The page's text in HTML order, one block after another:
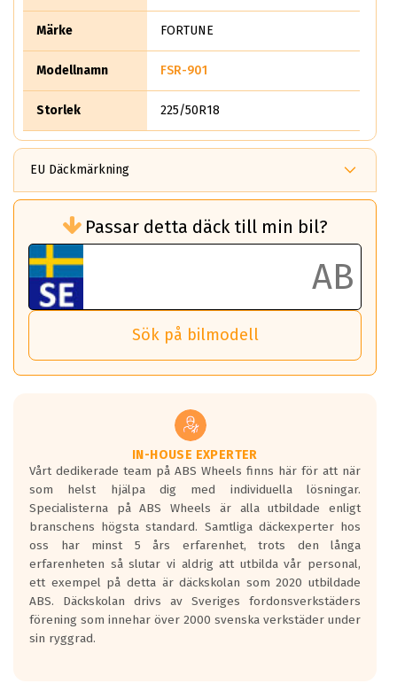
Märke FORTUNE
Modellnamn FSR-901
Storlek 225/50R18
EU Däckmärkning
bränsleförbrukningen)
Det ska vara en betygsskala från klass A
till G för rullmotstånd.
Ett klass A däck kommer ha 6,5% bättre
bränsleförbrukning än ett klass G däck.
Det betyder att om man kör 10,000 km,
så sparar man 50 liter bränsle med ett
underlaget, vilken rutt du kör, samt
vilken körstil du använder.
Våtgrepp egenskaper:
Betygsskalan är satt A till F. Där A påvisar
den kortaste bromssträckan och F är den
längsta.
Inga D eller G betyg delas ut för
personbilar och lätta lastbilar.
Betyget sätts efter ett test där däcken
skall bromsa in på en väg där det ligger
0.5-1.5 mm vatten.
I 80km/h kommer skillnaden på
Passar detta däck till min bil?
Sök på bilmodell
IN-HOUSE EXPERTER
Vårt dedikerade team på ABS Wheels finns här för att när
som helst hjälpa dig med individuella lösningar.
Specialisterna på ABS Wheels är alla utbildade enligt
branschens högsta standard. Samtliga däckexperter hos
oss har minst 5 års erfarenhet, trots den långa
erfarenheten så slutar vi aldrig att utbilda vår personal,
ett exempel på detta är däckskolan som 2020 utbildade
ABS. Däckskolan drivs av Sveriges fordonsverkstäders
förening som innehar över 2000 svenska verkstäder under
sin ryggrad.